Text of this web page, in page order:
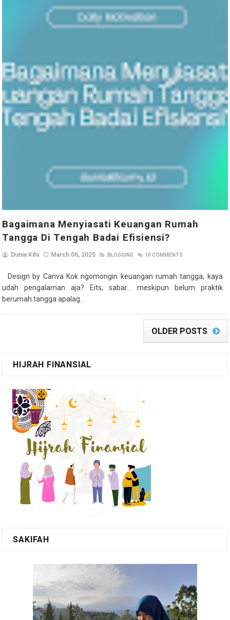
Bagaimana Menyiasati Keuangan Rumah
Tangga Di Tengah Badai Efisiensi?
Dunia Kifa March 06, 2025 BLOGGING 10 COMMENTS
Design by Canva Kok ngomongin keuangan rumah tangga, kaya
udah pengalaman aja? Eits, sabar... meskipun belum praktik
berumah tangga apalag...
OLDER POSTS
HIJRAH FINANSIAL
SAKIFAH